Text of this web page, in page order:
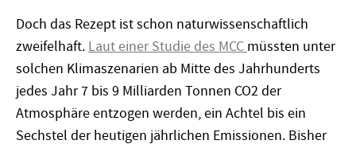
Doch das Rezept ist schon naturwissenschaftlich
zweifelhaft. Laut einer Studie des MCC müssten unter
solchen Klimaszenarien ab Mitte des Jahrhunderts
jedes Jahr 7 bis 9 Milliarden Tonnen CO2 der
Atmosphäre entzogen werden, ein Achtel bis ein
Sechstel der heutigen jährlichen Emissionen. Bisher